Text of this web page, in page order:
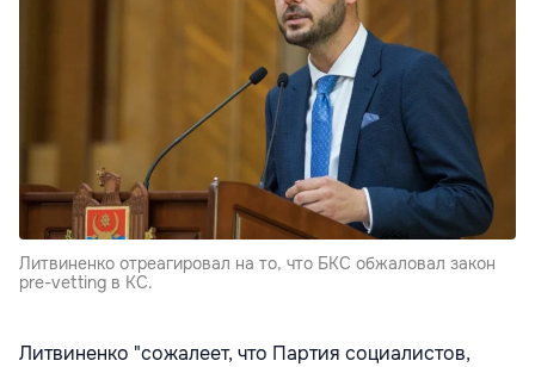
Литвиненко отреагировал на то, что БКС обжаловал закон
pre-vetting в КС.
Литвиненко "сожалеет, что Партия социалистов,